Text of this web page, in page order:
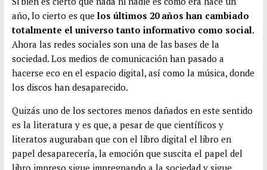
año, lo cierto es que los últimos 20 años han cambiado
totalmente el universo tanto informativo como social.
Ahora las redes sociales son una de las bases de la
sociedad. Los medios de comunicación han pasado a
hacerse eco en el espacio digital, así como la música, donde
los discos han desaparecido.
Quizás uno de los sectores menos dañados en este sentido
es la literatura y es que, a pesar de que científicos y
literatos auguraban que con el libro digital el libro en
papel desaparecería, la emoción que suscita el papel del
libro impreso sigue impregnando a la sociedad y sigue